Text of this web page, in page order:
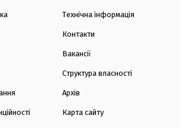
Технічна інформація
Контакти
Вакансії
Структура власності
Архів
Карта сайту